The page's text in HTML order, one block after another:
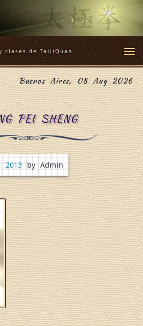
clases de TaiJiQuan
Buenos Aires, 08 Aug 2026
PEI SHENG
2013by Admin